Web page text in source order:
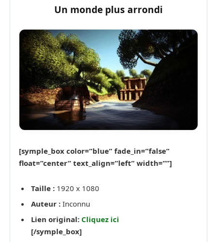
Un monde plus arrondi
[symple_box color=”blue” fade_in=”false”
float=”center” text_align=”left” width=””]
Taille : 1920 x 1080
Auteur : Inconnu
Lien original: Cliquez ici
[/symple_box]